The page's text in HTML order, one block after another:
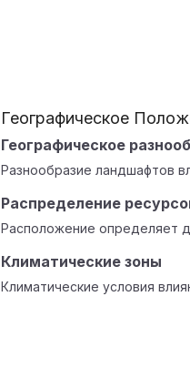
Географическое
Географическое
Разнообразие ландшафтов
Распределение
Расположение определяет
Климатические зоны
Климатические условия